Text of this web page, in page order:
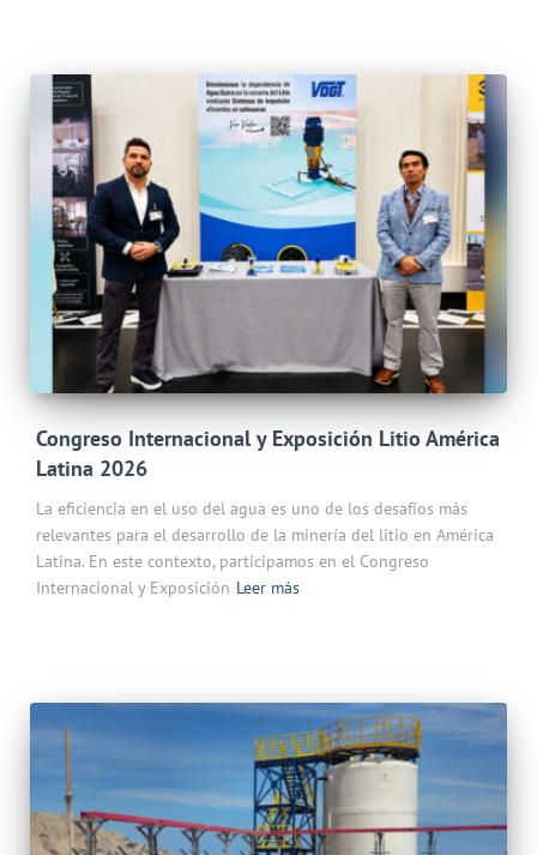
Congreso Internacional y Exposición Litio América
Latina 2026
La eficiencia en el uso del agua es uno de los desafíos más
relevantes para el desarrollo de la minería del litio en América
Latina. En este contexto, participamos en el Congreso
Internacional y Exposición Leer más